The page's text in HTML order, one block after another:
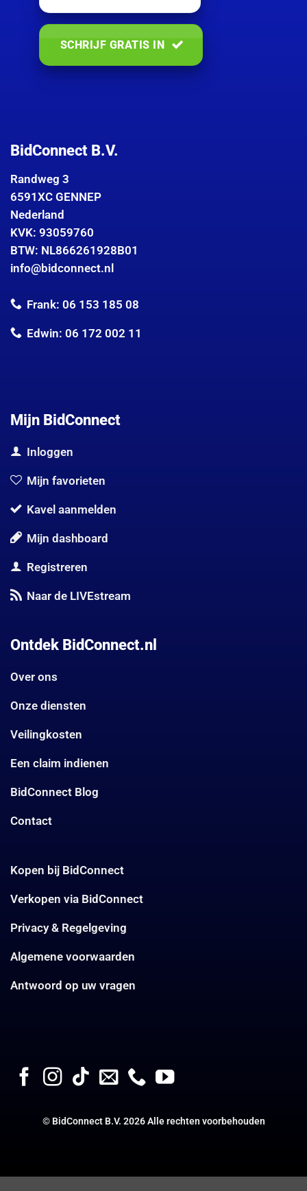
SCHRIJF GRATIS IN
BidConnect B.V.
Randweg 3
6591XC GENNEP
Nederland
KVK: 93059760
BTW: NL866261928B01
info@bidconnect.nl
Frank: 06 153 185 08
Edwin: 06 172 002 11
Mijn BidConnect
Inloggen
Mijn favorieten
Kavel aanmelden
Mijn dashboard
Registreren
Naar de LIVEstream
Ontdek BidConnect.nl
Over ons
Onze diensten
Veilingkosten
Een claim indienen
BidConnect Blog
Contact
Kopen bij BidConnect
Verkopen via BidConnect
Privacy & Regelgeving
Algemene voorwaarden
Antwoord op uw vragen
© BidConnect B.V. 2026 Alle rechten voorbehouden